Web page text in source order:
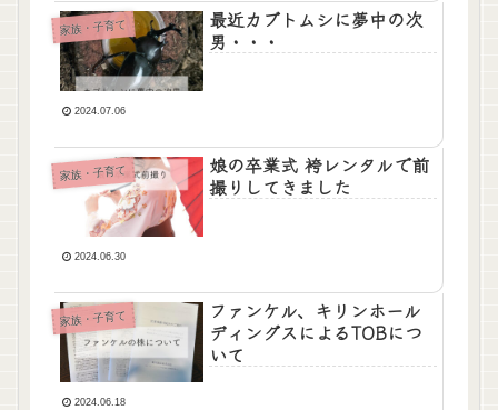
家族・子育て
最近カブトムシに夢中の次
男・・・
2024.07.06
家族・子育て
娘の卒業式 袴レンタルで前
撮りしてきました
2024.06.30
家族・子育て
ファンケル、キリンホール
ディングスによるTOBにつ
いて
2024.06.18